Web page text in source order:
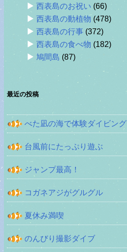
西表島のお祝い (66)
西表島の動植物 (478)
西表島の行事 (372)
西表島の食べ物 (182)
鳩間島 (87)
最近の投稿
べた凪の海で体験ダイビング
台風前にたっぷり遊ぶ
ジャンプ最高！
コガネアジがグルグル
夏休み満喫
のんびり撮影ダイブ